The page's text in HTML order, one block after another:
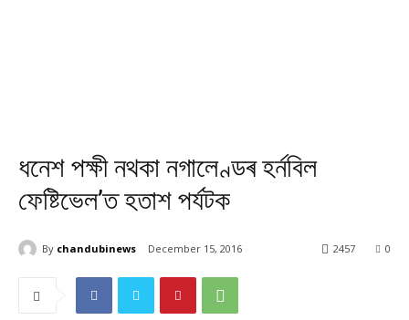
ধনেশ পক্ষী নথকা নগালেণ্ডৰ হৰ্নবিল
ফেষ্টিভেল’ত হতাশ পৰ্যটক
By chandubinews December 15, 2016 0
2457